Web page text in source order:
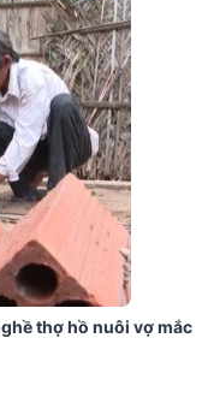
thợ hồ nuôi vợ mắc